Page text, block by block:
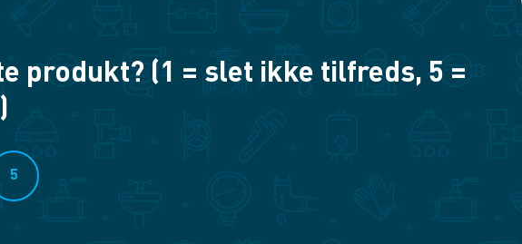
produkt? (1 = slet ikke tilfreds, 5 =
5